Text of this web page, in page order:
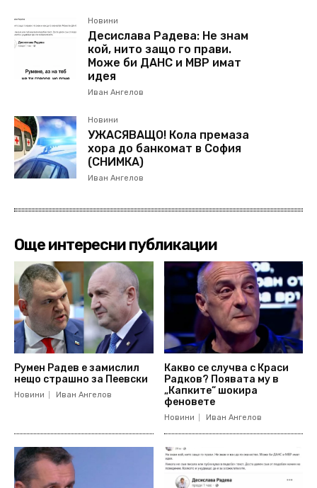
Новини
Десислава Радева: Не знам
кой, нито защо го прави.
Може би ДАНС и МВР имат
идея
Иван Ангелов
Новини
УЖАСЯВАЩО! Кола премаза
хора до банкомат в София
(СНИМКА)
Иван Ангелов
Още интересни публикации
Румен Радев е замислил
нещо страшно за Пеевски
Новини Иван Ангелов
Какво се случва с Краси
Радков? Появата му в
„Капките“ шокира
феновете
Новини Иван Ангелов